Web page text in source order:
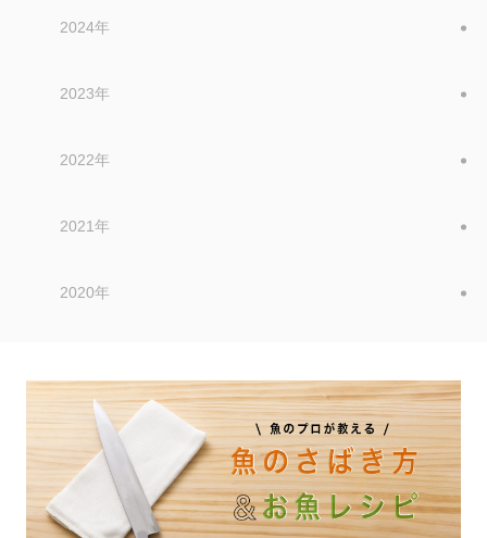
2024年
2023年
2022年
2021年
2020年